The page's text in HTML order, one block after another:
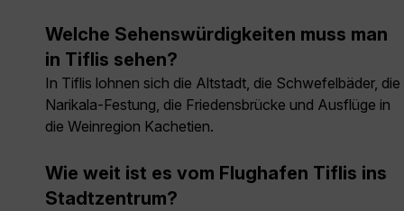
Welche Sehenswürdigkeiten muss man
in Tiflis sehen?
In Tiflis lohnen sich die Altstadt, die Schwefelbäder, die
Narikala-Festung, die Friedensbrücke und Ausflüge in
die Weinregion Kachetien.
Wie weit ist es vom Flughafen Tiflis ins
Stadtzentrum?